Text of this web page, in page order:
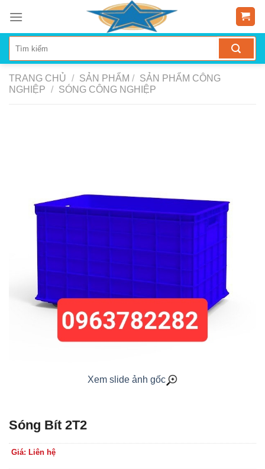
content
TRANG CHỦ / SẢN PHẨM / SẢN PHẨM CÔNG
NGHIỆP / SÓNG CÔNG NGHIỆP
Xem slide ảnh gốc
Sóng Bít 2T2
Giá: Liên hệ